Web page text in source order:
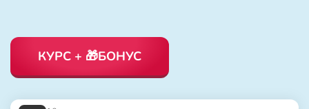
КУРС + 🎁БОНУС